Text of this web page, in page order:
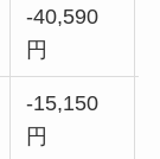
-40,590
円
-15,150
円